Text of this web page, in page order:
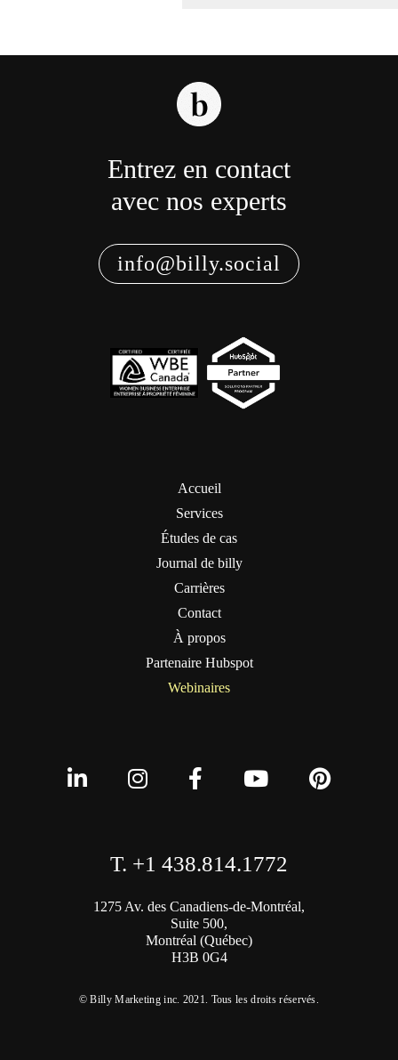
Entrez en contact
avec nos experts
info@billy.social
Accueil
Services
Études de cas
Journal de billy
Carrières
Contact
À propos
Partenaire Hubspot
Webinaires
T. +1 438.814.1772
1275 Av. des Canadiens-de-Montréal,
Suite 500,
Montréal (Québec)
H3B 0G4
© Billy Marketing inc. 2021. Tous les droits réservés.